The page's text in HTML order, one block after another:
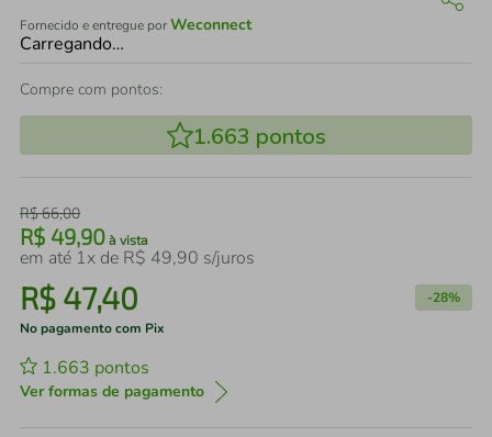
Fornecido e entregue porWeconnect
Carregando…
Compre com pontos:
1.663 pontos
R$66,00
R$ 49,90 à vista
em até 1x de R$ 49,90 s/juros
R$ 47,40 -28%
No pagamento com Pix
1.663 pontos
Ver formas de pagamento